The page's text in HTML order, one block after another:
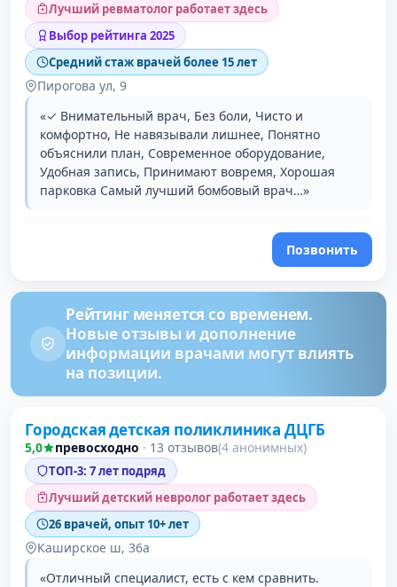
Лучший ревматолог работает здесь
Выбор рейтинга 2025
Средний стаж врачей более 15 лет
Пирогова ул, 9
«✓ Внимательный врач, Без боли, Чисто и
комфортно, Не навязывали лишнее, Понятно
объяснили план, Современное оборудование,
Удобная запись, Принимают вовремя, Хорошая
парковка Самый лучший бомбовый врач…»
Позвонить
Рейтинг меняется со временем.
Новые отзывы и дополнение
информации врачами могут влиять
на позиции.
Городская детская поликлиника ДЦГБ
5,0 превосходно · 13 отзывов(4 анонимных)
ТОП-3: 7 лет подряд
Лучший детский невролог работает здесь
26 врачей, опыт 10+ лет
Каширское ш, 36а
«Отличный специалист, есть с кем сравнить.